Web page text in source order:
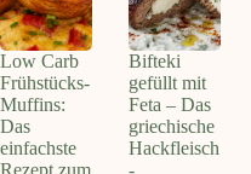
Low Carb
Frühstücks-
Muffins:
Das
einfachste
Bifteki
gefüllt mit
Feta – Das
griechische
Hackfleisch